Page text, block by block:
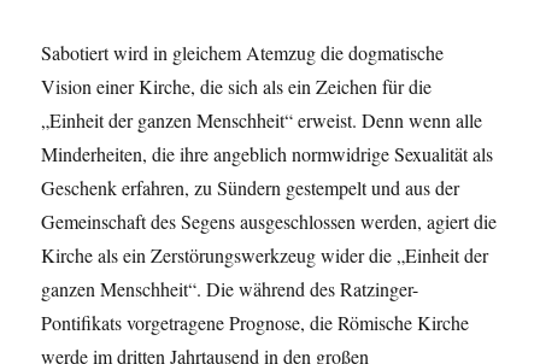
Sabotiert wird in gleichem Atemzug die dogmatische
Vision einer Kirche, die sich als ein Zeichen für die
„Einheit der ganzen Menschheit“ erweist. Denn wenn alle
Minderheiten, die ihre angeblich normwidrige Sexualität als
Geschenk erfahren, zu Sündern gestempelt und aus der
Gemeinschaft des Segens ausgeschlossen werden, agiert die
Kirche als ein Zerstörungswerkzeug wider die „Einheit der
ganzen Menschheit“. Die während des Ratzinger-
Pontifikats vorgetragene Prognose, die Römische Kirche
werde im dritten Jahrtausend in den großen